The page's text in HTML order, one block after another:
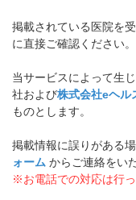
掲載されている医院を
に直接ご確認ください。
当サービスによって生
社および株式会社eヘル
ものとします。
掲載情報に誤りがある
ォーム からご連絡をい
※お電話での対応は行